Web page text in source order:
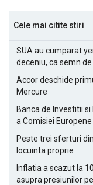
Cele mai citite stiri
SUA au cumparat
deceniu, ca semn
Accor deschide
Mercure
Banca de Investitii
a Comisiei Europene
Peste trei sferturi
locuinta proprie
Inflatia a scazut la
asupra presiunilor